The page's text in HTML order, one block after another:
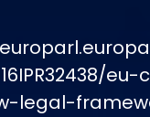
legal-